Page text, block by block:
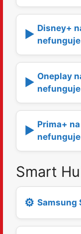
▶️ Disney+
nefunguje
▶️ Oneplay
nefunguje
▶️ Prima+
nefunguje
Smart
⚙️ Samsung